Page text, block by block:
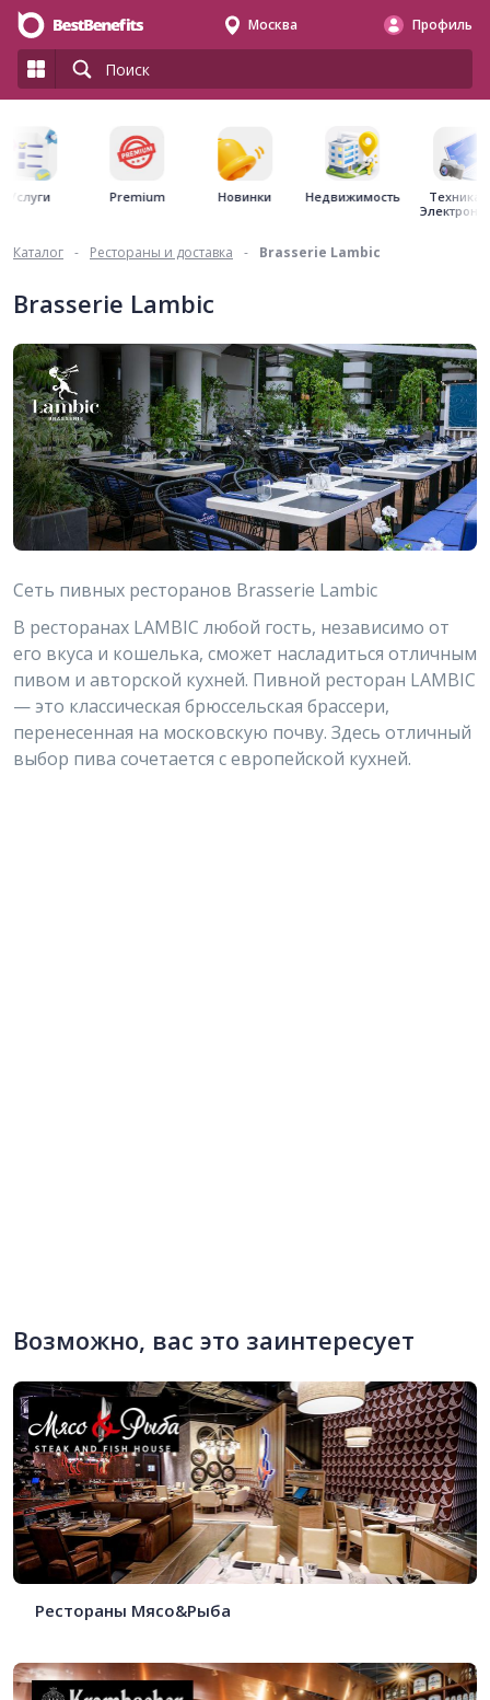
Москва Профиль
Услуги Premium Новинки Недвижимость
Техника
Каталог - Рестораны и доставка - Brasserie Lambic
Brasserie Lambic
Сеть пивных ресторанов Brasserie Lambic
В ресторанах LAMBIC любой гость, независимо от
его вкуса и кошелька, сможет насладиться отличным
пивом и авторской кухней. Пивной ресторан LAMBIC
— это классическая брюссельская брассери,
перенесенная на московскую почву. Здесь отличный
выбор пива сочетается с европейской кухней.
Возможно, вас это заинтересует
Рестораны Мясо&Рыба